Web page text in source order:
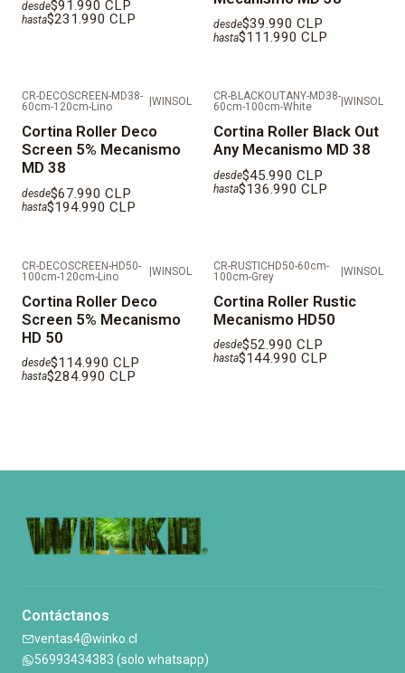
desde$91.990 CLP
hasta$231.990 CLP desde$39.990 CLP
hasta$111.990 CLP
CR-DECOSCREEN-MD38-
60cm-120cm-Lino
WINSOL
Cortina Roller Deco
Screen 5% Mecanismo
MD 38
desde$67.990 CLP
hasta$194.990 CLP
CR-BLACKOUTANY-MD38-
60cm-100cm-White
WINSOL
Cortina Roller Black Out
Any Mecanismo MD 38
desde$45.990 CLP
hasta$136.990 CLP
CR-DECOSCREEN-HD50-
100cm-120cm-Lino
|WINSOL
Cortina Roller Deco
Screen 5% Mecanismo
HD 50
desde$114.990 CLP
hasta$284.990 CLP
CR-RUSTICHD50-60cm-
100cm-Grey
|WINSOL
Cortina Roller Rustic
Mecanismo HD50
desde$52.990 CLP
hasta$144.990 CLP
Contáctanos
ventas4@winko.cl
56993434383 (solo whatsapp)